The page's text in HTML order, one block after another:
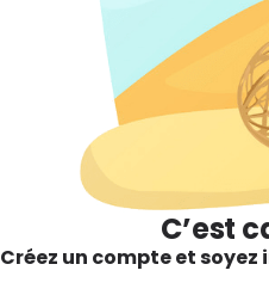
C’est
Créez un compte et